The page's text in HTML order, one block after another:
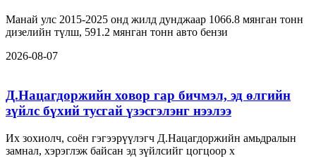
Манай улс 2015-2025 онд жилд дунджаар 1066.8 мянган тонн
дизелийн түлш, 591.2 мянган тонн авто бензи
2026-08-07
Д.Нацагдоржийн ховор гар бичмэл, эд өлгийн
зүйлс бүхий тусгай үзэсгэлэнг нээлээ
Их зохиолч, соён гэгээрүүлэгч Д.Нацагдоржийн амьдралын
замнал, хэрэглэж байсан эд зүйлсийг цогцоор х